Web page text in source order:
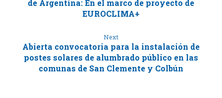
de Argentina: En el marco de proyecto de
EUROCLIMA+
Next
Abierta convocatoria para la instalación de
postes solares de alumbrado público en las
comunas de San Clemente y Colbún